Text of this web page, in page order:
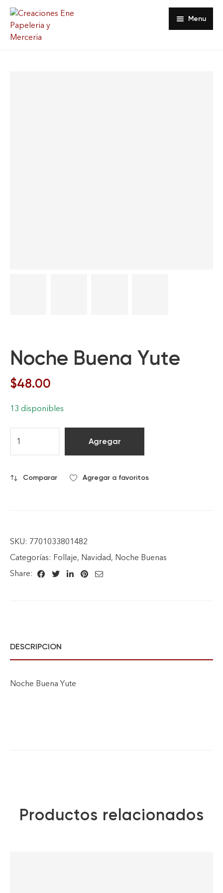
Menu
Noche Buena Yute
$48.00
13 disponibles
Agregar
Comparar Agregar a favoritos
SKU: 7701033801482
Categorías: Follaje, Navidad, Noche Buenas
Share:
DESCRIPCION
Noche Buena Yute
Productos relacionados